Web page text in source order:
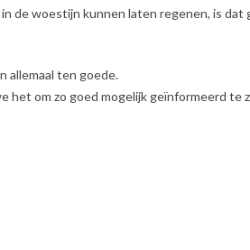
de woestijn kunnen laten regenen, is dat
allemaal ten goede.
om zo goed mogelijk geïnformeerd te